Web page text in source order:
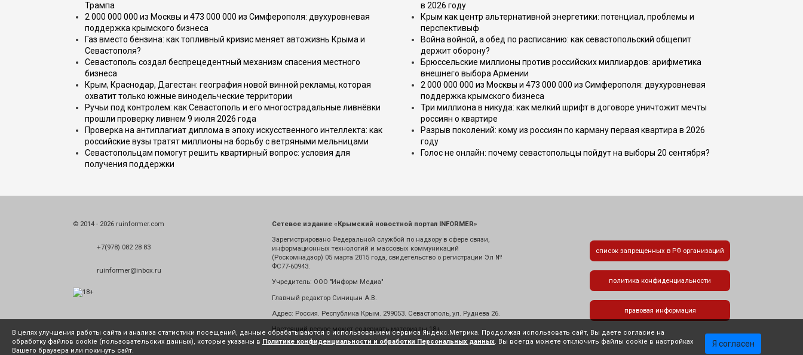
Трампа
2 000 000 000 из Москвы и 473 000 000 из Симферополя: двухуровневая
поддержка крымского бизнеса
Газ вместо бензина: как топливный кризис меняет автожизнь Крыма и
Севастополя?
Севастополь создал беспрецедентный механизм спасения местного
бизнеса
Крым, Краснодар, Дагестан: география новой винной рекламы, которая
охватит только южные винодельческие территории
Ручьи под контролем: как Севастополь и его многострадальные ливнёвки
прошли проверку ливнем 9 июля 2026 года
Проверка на антиплагиат диплома в эпоху искусственного интеллекта: как
российские вузы тратят миллионы на борьбу с ветряными мельницами
Севастопольцам помогут решить квартирный вопрос: условия для
получения поддержки
в 2026 году
Крым как центр альтернативной энергетики: потенциал, проблемы и
перспективыф
Война войной, а обед по расписанию: как севастопольский общепит
держит оборону?
Брюссельские миллионы против российских миллиардов: арифметика
внешнего выбора Армении
2 000 000 000 из Москвы и 473 000 000 из Симферополя: двухуровневая
поддержка крымского бизнеса
Три миллиона в никуда: как мелкий шрифт в договоре уничтожит мечты
россиян о квартире
Разрыв поколений: кому из россиян по карману первая квартира в 2026
году
Голос не онлайн: почему севастопольцы пойдут на выборы 20 сентября?
© 2014 - 2026 ruinformer.com
+7(978) 082 28 83
ruinformer@inbox.ru
Сетевое издание «Крымский новостной портал INFORMER»
Зарегистрировано Федеральной службой по надзору в сфере связи,
информационных технологий и массовых коммуникаций
(Роскомнадзор) 05 марта 2015 года, свидетельство о регистрации Эл №
ФС77-60943.
Учредитель: ООО "Информ Медиа"
Главный редактор Синицын А.В.
Адрес: Россия. Республика Крым. 299053. Севастополь, ул. Руднева 26.
Настоящий ресурс может содержать материалы 18+
список запрещенных в РФ организаций
политика конфиденциальности
правовая информация
В целях улучшения работы сайта и анализа статистики посещений, данные обрабатываются с использованием сервиса Яндекс.Метрика. Продолжая использовать сайт, Вы даете согласие на
обработку файлов cookie (пользовательских данных), которые указаны в Политике конфиденциальности и обработки Персональных данных. Вы всегда можете отключить файлы cookie в настройках
Вашего браузера или покинуть сайт.
Я согласен